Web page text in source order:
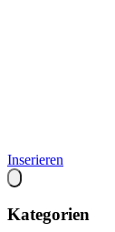
Inserieren
Kategorien